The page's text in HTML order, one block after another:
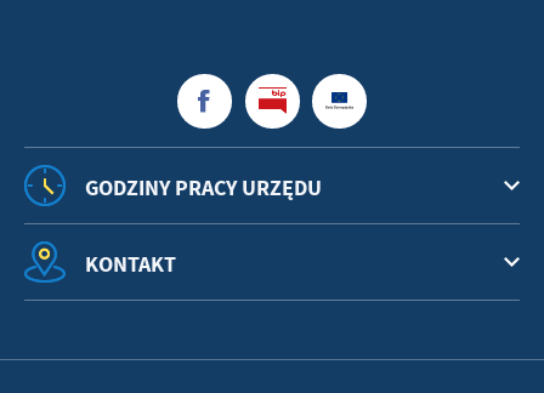
GODZINY PRACY URZĘDU
KONTAKT